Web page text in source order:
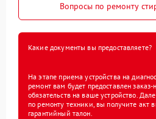
Вопросы по ремонту
Какие документы вы предоставляете?
На этапе приема устройства на
ремонт вам будет предоставлен
обязательств на ваше устройство.
по ремонту техники, вы получите акт
гарантийный талон.